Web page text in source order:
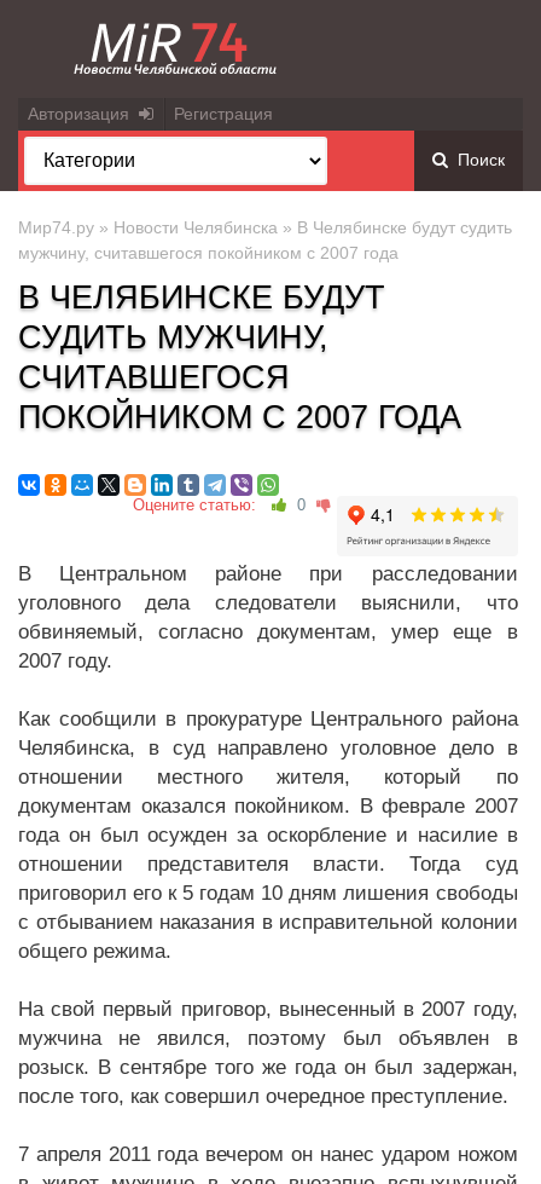
Авторизация Регистрация
Поиск
Мир74.ру » Новости Челябинска » В Челябинске будут судить
мужчину, считавшегося покойником с 2007 года
В ЧЕЛЯБИНСКЕ БУДУТ
СУДИТЬ МУЖЧИНУ,
СЧИТАВШЕГОСЯ
ПОКОЙНИКОМ С 2007 ГОДА
Оцените статью: 0
В Центральном районе при расследовании
уголовного дела следователи выяснили, что
обвиняемый, согласно документам, умер еще в
2007 году.
Как сообщили в прокуратуре Центрального района
Челябинска, в суд направлено уголовное дело в
отношении местного жителя, который по
документам оказался покойником. В феврале 2007
года он был осужден за оскорбление и насилие в
отношении представителя власти. Тогда суд
приговорил его к 5 годам 10 дням лишения свободы
с отбыванием наказания в исправительной колонии
общего режима.
На свой первый приговор, вынесенный в 2007 году,
мужчина не явился, поэтому был объявлен в
розыск. В сентябре того же года он был задержан,
после того, как совершил очередное преступление.
7 апреля 2011 года вечером он нанес ударом ножом